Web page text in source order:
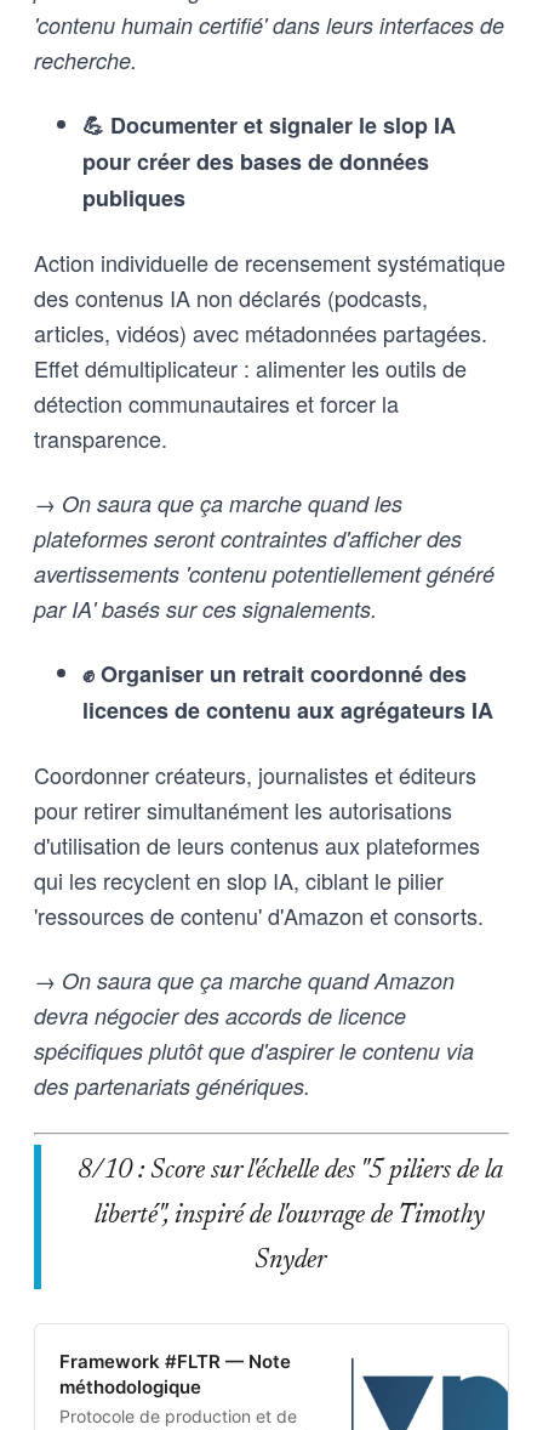
'contenu humain certifié' dans leurs interfaces de
recherche.
💪 Documenter et signaler le slop IA
pour créer des bases de données
publiques
Action individuelle de recensement systématique
des contenus IA non déclarés (podcasts,
articles, vidéos) avec métadonnées partagées.
Effet démultiplicateur : alimenter les outils de
détection communautaires et forcer la
transparence.
→ On saura que ça marche quand les
plateformes seront contraintes d'afficher des
avertissements 'contenu potentiellement généré
par IA' basés sur ces signalements.
✊ Organiser un retrait coordonné des
licences de contenu aux agrégateurs IA
Coordonner créateurs, journalistes et éditeurs
pour retirer simultanément les autorisations
d'utilisation de leurs contenus aux plateformes
qui les recyclent en slop IA, ciblant le pilier
'ressources de contenu' d'Amazon et consorts.
→ On saura que ça marche quand Amazon
devra négocier des accords de licence
spécifiques plutôt que d'aspirer le contenu via
des partenariats génériques.
8/10 : Score sur l'échelle des "5 piliers de la
liberté", inspiré de l'ouvrage de Timothy
Snyder
Framework #FLTR — Note
méthodologique
Protocole de production et de